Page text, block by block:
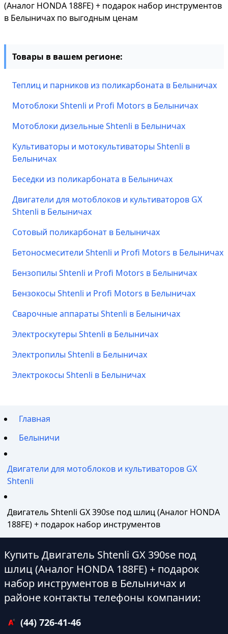
(Аналог HONDA 188FE) + подарок набор инструментов
в Белыничах по выгодным ценам
Товары в вашем регионе:
Теплиц и парников из поликарбоната в Белыничах
Мотоблоки Shtenli и Profi Motors в Белыничах
Мотоблоки дизельные Shtenli в Белыничах
Культиваторы и мотокультиваторы Shtenli в
Белыничах
Беседки из поликарбоната в Белыничах
Двигатели для мотоблоков и культиваторов GX
Shtenli в Белыничах
Сотовый поликарбонат в Белыничах
Бетоносмесители Shtenli и Profi Motors в Белыничах
Бензопилы Shtenli и Profi Motors в Белыничах
Бензокосы Shtenli и Profi Motors в Белыничах
Сварочные аппараты Shtenli в Белыничах
Электроскутеры Shtenli в Белыничах
Электропилы Shtenli в Белыничах
Электрокосы Shtenli в Белыничах
Главная
Белыничи
Двигатели для мотоблоков и культиваторов GX
Shtenli
Двигатель Shtenli GX 390sе под шлиц (Аналог HONDA
188FE) + подарок набор инструментов
Купить Двигатель Shtenli GX 390sе под
шлиц (Аналог HONDA 188FE) + подарок
набор инструментов в Белыничах и
районе контакты телефоны компании:
(44) 726-41-46